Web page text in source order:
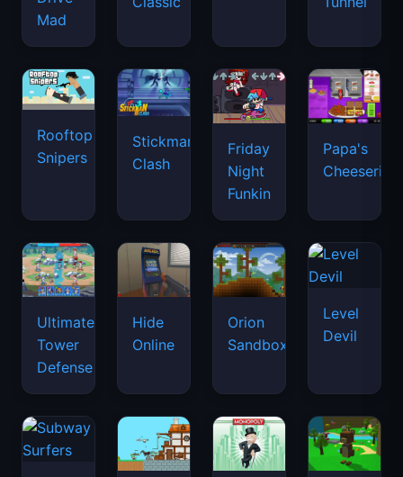
Mad
Rooftop
Snipers
Stickman
Clash
Friday
Night
Funkin
Papa's
Cheeseria
Ultimate
Tower
Defense
Hide
Online
Orion
Sandbox
Level
Devil